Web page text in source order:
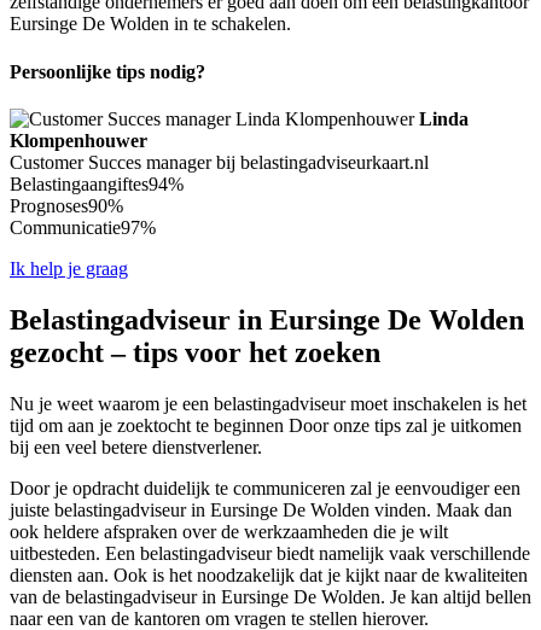
Eursinge De Wolden in te schakelen.
Persoonlijke tips nodig?
Linda
Klompenhouwer
Customer Succes manager bij belastingadviseurkaart.nl
Belastingaangiftes94%
Prognoses90%
Communicatie97%
Ik help je graag
Belastingadviseur in Eursinge De Wolden
gezocht – tips voor het zoeken
Nu je weet waarom je een belastingadviseur moet inschakelen is het
tijd om aan je zoektocht te beginnen Door onze tips zal je uitkomen
bij een veel betere dienstverlener.
Door je opdracht duidelijk te communiceren zal je eenvoudiger een
juiste belastingadviseur in Eursinge De Wolden vinden. Maak dan
ook heldere afspraken over de werkzaamheden die je wilt
uitbesteden. Een belastingadviseur biedt namelijk vaak verschillende
diensten aan. Ook is het noodzakelijk dat je kijkt naar de kwaliteiten
van de belastingadviseur in Eursinge De Wolden. Je kan altijd bellen
naar een van de kantoren om vragen te stellen hierover.